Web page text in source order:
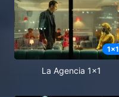
1x1
La Agencia 1x1